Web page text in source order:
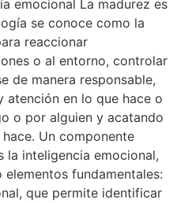
emocional La madurez es
se conoce como la
reaccionar
o al entorno, controlar
de manera responsable,
atención en lo que hace o
o por alguien y acatando
Un componente
la inteligencia emocional,
fundamentales:
que permite identificar